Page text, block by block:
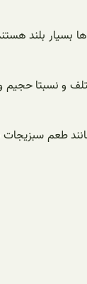
بلند
نسبتا حجیم و
طعم سبزیجات